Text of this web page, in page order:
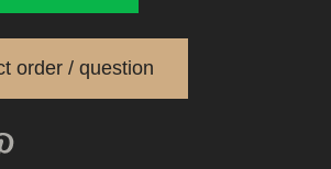
order / question